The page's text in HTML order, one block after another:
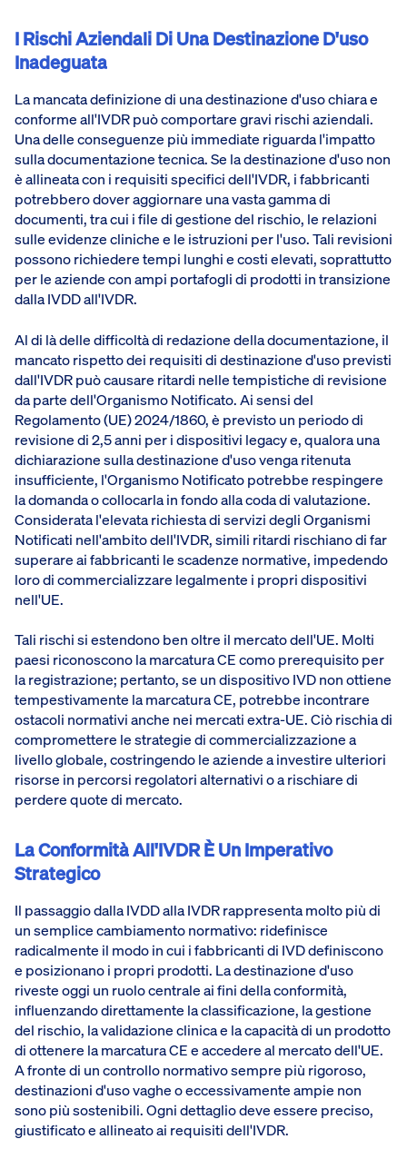
I Rischi Aziendali Di Una Destinazione D'uso
Inadeguata
La mancata definizione di una destinazione d'uso chiara e
conforme all'IVDR può comportare gravi rischi aziendali.
Una delle conseguenze più immediate riguarda l'impatto
sulla documentazione tecnica. Se la destinazione d'uso non
è allineata con i requisiti specifici dell'IVDR, i fabbricanti
potrebbero dover aggiornare una vasta gamma di
documenti, tra cui i file di gestione del rischio, le relazioni
sulle evidenze cliniche e le istruzioni per l'uso. Tali revisioni
possono richiedere tempi lunghi e costi elevati, soprattutto
per le aziende con ampi portafogli di prodotti in transizione
dalla IVDD all'IVDR.
Al di là delle difficoltà di redazione della documentazione, il
mancato rispetto dei requisiti di destinazione d'uso previsti
dall'IVDR può causare ritardi nelle tempistiche di revisione
da parte dell'Organismo Notificato. Ai sensi del
Regolamento (UE) 2024/1860, è previsto un periodo di
revisione di 2,5 anni per i dispositivi legacy e, qualora una
dichiarazione sulla destinazione d'uso venga ritenuta
insufficiente, l'Organismo Notificato potrebbe respingere
la domanda o collocarla in fondo alla coda di valutazione.
Considerata l'elevata richiesta di servizi degli Organismi
Notificati nell'ambito dell'IVDR, simili ritardi rischiano di far
superare ai fabbricanti le scadenze normative, impedendo
loro di commercializzare legalmente i propri dispositivi
nell'UE.
Tali rischi si estendono ben oltre il mercato dell'UE. Molti
paesi riconoscono la marcatura CE como prerequisito per
la registrazione; pertanto, se un dispositivo IVD non ottiene
tempestivamente la marcatura CE, potrebbe incontrare
ostacoli normativi anche nei mercati extra-UE. Ciò rischia di
compromettere le strategie di commercializzazione a
livello globale, costringendo le aziende a investire ulteriori
risorse in percorsi regolatori alternativi o a rischiare di
perdere quote di mercato.
La Conformità All'IVDR È Un Imperativo
Strategico
Il passaggio dalla IVDD alla IVDR rappresenta molto più di
un semplice cambiamento normativo: ridefinisce
radicalmente il modo in cui i fabbricanti di IVD definiscono
e posizionano i propri prodotti. La destinazione d'uso
riveste oggi un ruolo centrale ai fini della conformità,
influenzando direttamente la classificazione, la gestione
del rischio, la validazione clinica e la capacità di un prodotto
di ottenere la marcatura CE e accedere al mercato dell'UE.
A fronte di un controllo normativo sempre più rigoroso,
destinazioni d'uso vaghe o eccessivamente ampie non
sono più sostenibili. Ogni dettaglio deve essere preciso,
giustificato e allineato ai requisiti dell'IVDR.